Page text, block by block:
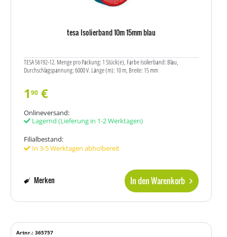
tesa Isolierband 10m 15mm blau
TESA 56192-12. Menge pro Packung: 1 Stück(e), Farbe Isolierband: Blau,
Durchschlagspannung: 6000 V. Länge (m): 10 m, Breite: 15 mm
190 €
Onlineversand:
Lagernd (Lieferung in 1-2 Werktagen)
Filialbestand:
In 3-5 Werktagen abholbereit
In den Warenkorb
Merken
Artnr.: 365757